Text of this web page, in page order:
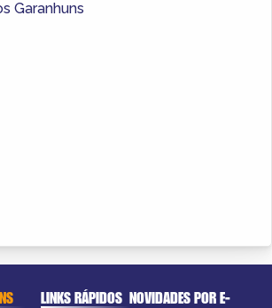
Garanhuns
LINKS RÁPIDOS NOVIDADES POR E-